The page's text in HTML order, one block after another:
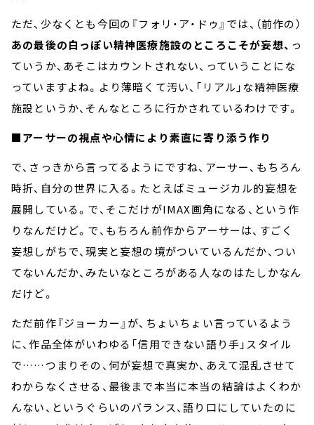
ただ、少なくとも今回の『フォリ・ア・ドゥ』では、（前作の）
あの最後の白っぽい精神医療施設のところこそが妄想、 っ
ていうか、あそこはカウントされない、っていうことにな
っていますよね。より薄暗くて汚い、「リアル」な精神医療
施設というか、そんなところに行かされているわけです。
■アーサーの視点や心情により素直に寄り添う作り
で、さっきから言ってるようにですね、アーサー、もちろん
時折、自分の世界に入る。たとえばミュージカル的妄想を
展開している。で、そこだけがIMAX画角になる、という作
りなんだけど。で、もちろん前作からアーサーは、すごく
妄想しがちで、現実と妄想の境がついているんだか、つい
てないんだか、みたいなところがある人なのはたしかなん
だけど。
ただ前作『ジョーカー』が、ちょいちょい言っているよう
に、作品全体がいわゆる「信用できない語り手」スタイル
で……つまりその、何が妄想で真実か、あえて混乱させて
わからなくさせる、最後まで本当に本当の結論はよくわか
んない、というぐらいのバランス、語り口にしていたのに